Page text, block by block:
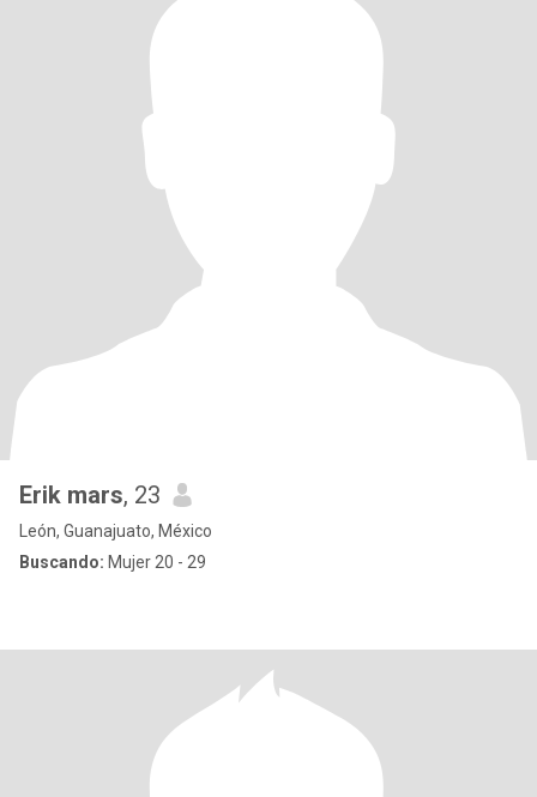
Erik mars, 23
León, Guanajuato, México
Buscando: Mujer 20 - 29